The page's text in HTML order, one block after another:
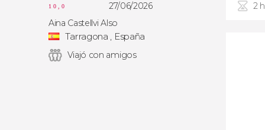
10,0
27/06/2026
Aina Castellvi Also
Tarragona , España
Viajó con amigos
2